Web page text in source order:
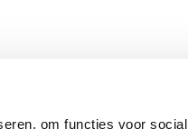
om functies voor social